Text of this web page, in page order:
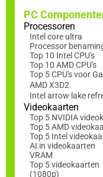
PC
Processoren
Intel core ultra
Processor
Top 10 Intel CPU's
Top 10 AMD CPU's
Top 5 CPU's voor
AMD X3D2
Intel arrow lake
Videokaarten
Top 5 NVIDIA
Top 5 AMD
Top 5 Intel
AI in videokaarten
VRAM
Top 5 videokaarten
(1080p)